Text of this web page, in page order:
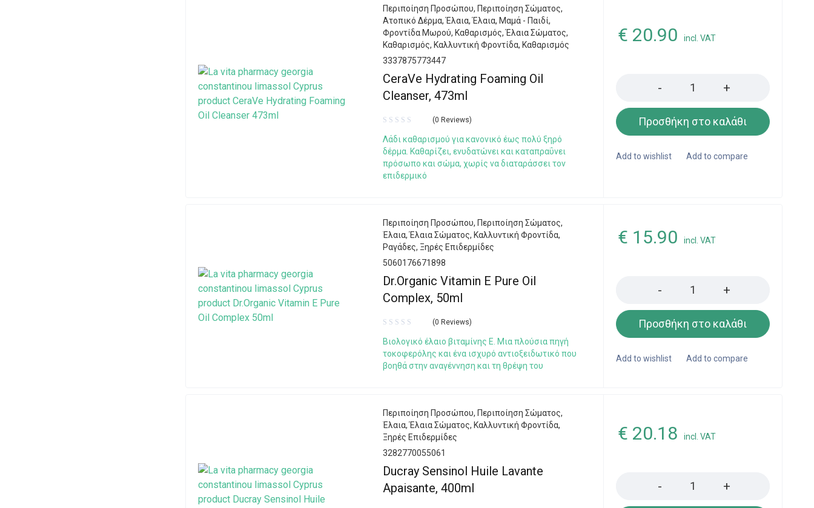
Περιποίηση Προσώπου, Περιποίηση Σώματος,
Ατοπικό Δέρμα,Έλαια,Έλαια, Μαμά - Παιδί,
Φροντίδα Μωρού, Καθαρισμός,Έλαια Σώματος,
Καθαρισμός, Καλλυντική Φροντίδα, Καθαρισμός
3337875773447
CeraVe Hydrating Foaming Oil
Cleanser, 473ml
(0 Reviews)
Λάδι καθαρισμού για κανονικό έως πολύ ξηρό
δέρμα. Καθαρίζει, ενυδατώνει και καταπραΰνει
πρόσωπο και σώμα, χωρίς να διαταράσσει τον
επιδερμικό
€ 20.90 incl. VAT
Προσθήκη στο καλάθι
Περιποίηση Προσώπου, Περιποίηση Σώματος,
Έλαια,Έλαια Σώματος, Καλλυντική Φροντίδα,
Ραγάδες, Ξηρές Επιδερμίδες
5060176671898
Dr.Organic Vitamin E Pure Oil
Complex, 50ml
(0 Reviews)
Βιολογικό έλαιο βιταμίνης Ε. Μια πλούσια πηγή
τοκοφερόλης και ένα ισχυρό αντιοξειδωτικό που
βοηθά στην αναγέννηση και τη θρέψη του
€ 15.90 incl. VAT
Προσθήκη στο καλάθι
Περιποίηση Προσώπου, Περιποίηση Σώματος,
Έλαια,Έλαια Σώματος, Καλλυντική Φροντίδα,
Ξηρές Επιδερμίδες
3282770055061
Ducray Sensinol Huile Lavante
Apaisante, 400ml
€ 20.18 incl. VAT